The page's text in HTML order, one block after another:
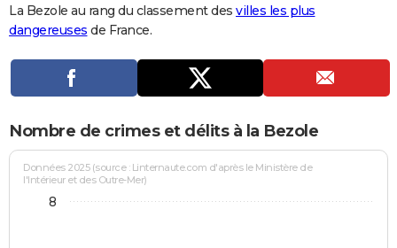
COPAINS D'AVANT
S'inscrire
Se connecter
Lycées
Collèges
Primaires
Universités
Entreprises
Service militaire
Avis de recherche
AVIS DE DÉCÈS
FORUM
Bricolage
Lifestyle
Culture
Sport
Auto
Television
Voyage
Cinema
La Bezole au rang du classement des villes les plus
dangereuses de France.
Nombre de crimes et délits à la Bezole
Données 2025 (source : Linternaute.com d'après le Ministère de
l'Intérieur et des Outre-Mer)
8